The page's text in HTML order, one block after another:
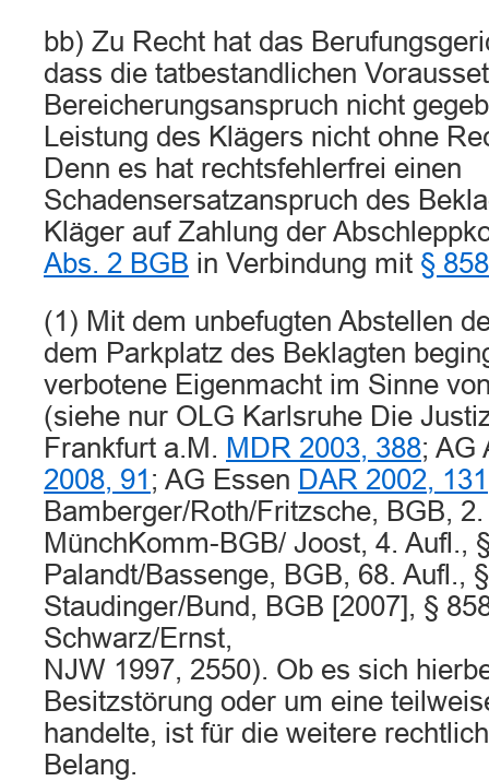
bb) Zu Recht hat das
dass die tatbestandlichen
Bereicherungsanspruch nicht
Leistung des Klägers nicht ohne
Denn es hat rechtsfehlerfrei einen
Schadensersatzanspruch des
Kläger auf Zahlung der
Abs. 2 BGB in Verbindung mit §
(1) Mit dem unbefugten Abstellen
dem Parkplatz des Beklagten
verbotene Eigenmacht im Sinne
(siehe nur OLG Karlsruhe Die
Frankfurt a.M. MDR 2003, 388; AG
2008, 91 ; AG Essen DAR 2002, 131
Bamberger/Roth/Fritzsche, BGB,
MünchKomm-BGB/ Joost, 4. Aufl.,
Palandt/Bassenge, BGB, 68. Aufl.,
Staudinger/Bund, BGB [2007], §
Schwarz/Ernst,
NJW 1997, 2550). Ob es sich
Besitzstörung oder um eine
handelte, ist für die weitere
Belang.